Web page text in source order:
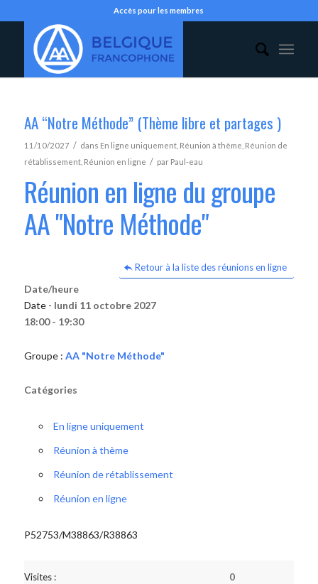
Accès pour les membres
AA “Notre Méthode” (Thème libre et partages )
11/10/2027 / dans En ligne uniquement, Réunion à thème Réunion de
rétablissement, Réunion en ligne / par Paul-eau
Réunion en ligne du groupe
AA "Notre Méthode"
Retour à la liste des réunions en ligne
Date/heure
Date - lundi 11 octobre 2027
18:00 - 19:30
Groupe : AA "Notre Méthode"
Catégories
En ligne uniquement
Réunion à thème
Réunion de rétablissement
Réunion en ligne
P52753/M38863/R38863
Visites : 0